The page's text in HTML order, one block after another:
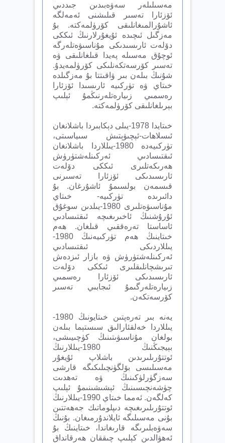
مەسىلىلەر سەۋەبىدىن جىددىي
ئۆزئارا تەسىر قىلىشنى ئەمەلگە
ئاشۇرالمىغانلىقى كۆرۈلمەكتە. بۇ
مەزگىل ئىچىدە ئۇيغۇرلارنىڭ ئىككى
دۆلەت ئارىسىدىكى مۇناسىۋەتلەرگە
ئوچۇق مەسىلە پەيدا قىلغانلىقى ۋە
تەسىر كۆرسەتكەنلىكى كۆرۈلمەيدۇ.
شۇنىڭ بىلەن بىر ۋاقىتتا بۇ مەزگىلدە
خىتاي ۋە تۈركىيە ئارىسىدا ئۆزئارا
رەسمىي زىيارەتلەرنىڭمۇ ئېلىپ
بېرىلغانلىقى كۆرۈلمەكتە.
خىتايدا 1978-يىلى دېكابىردا باشلانغان
ئىسلاھات-ئېچىۋېتىش سىياسىتى،
تۈركىيەدە 1980-يىللاردا باشلانغان
ئىقتىسادىي ئەركىنلەشتۈرۈش
ھەرىكەتلىرى ئىككى دۆلەت
ئارىسىدىكى ئۆزئارا تەسىرنى
قىسمەن بولسىمۇ ئاشۇرغان. بۇ
دائىرىدە تۈركىيە- خىتاي
مۇناسىۋەتلىرى 1980-يىلدىن سوغۇق
ئۇرۇشنىڭ ئاخىرىغىچە ئىقتىسادىي
ئاساستا تەرەققىي قىلغان. ھەم
خىتاينىڭ ھەم تۈركىيەنىڭ 1980-
يىللاردىكى ئىقتىسادىي
ئەركىنلەشتۈرۈش ۋە بازار ئىزدەش
تىرىشچانلىقلىرى ئىككى دۆلەت
ئارىسىدىكى ئۆزئارا رەسمىي
زىيارەتلەرگىمۇ ئىجابىي تەسىر
كۆرسەتكەن.
يەنە بىر تەرەپتىن خىتايونىڭ 1980-
يىللاردا خەلقئارالىق سىستېما بىلەن
بولغان مۇناسىۋىتىنىڭ كۈچىيىشى،
بېيجىڭنىڭ 1980-يىللارنىڭ
ئوتتۇرىلىرىدىن باشلاپ ئۇيغۇر
مەسىلىسى بۆلگۈنچىلىكىگە قارشى
سەزگۈرلۈكىنىڭ ۋە تەھدىت
چۈشەنچىسىنىڭ ئېشىشىنىمۇ ئېلىپ
كەلگەن. ئەمما خىتاي 1990-يىللارنىڭ
ئوتتۇرىلىرىغىچە دىپلوماتىك جەھەتتىن
بۇنى مەسىلىگە ئايلاندۇرمىغان. بۇنىڭ
سەۋەبلىرىگە قارىغاندا، خىتاينىڭ بۇ
ئەھۋالدىن كېلىپ چىققان ھەرقانداق